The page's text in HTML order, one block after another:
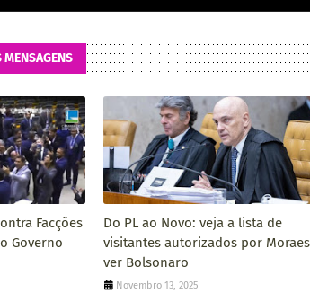
MENSAGENS
Facções
Governo
Do PL ao Novo: veja a lista de
visitantes autorizados por
ver Bolsonaro
Novembro 13, 2025